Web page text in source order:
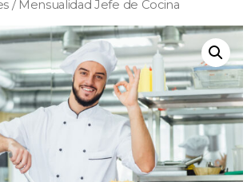
/ Mensualidad Jefe de Cocina